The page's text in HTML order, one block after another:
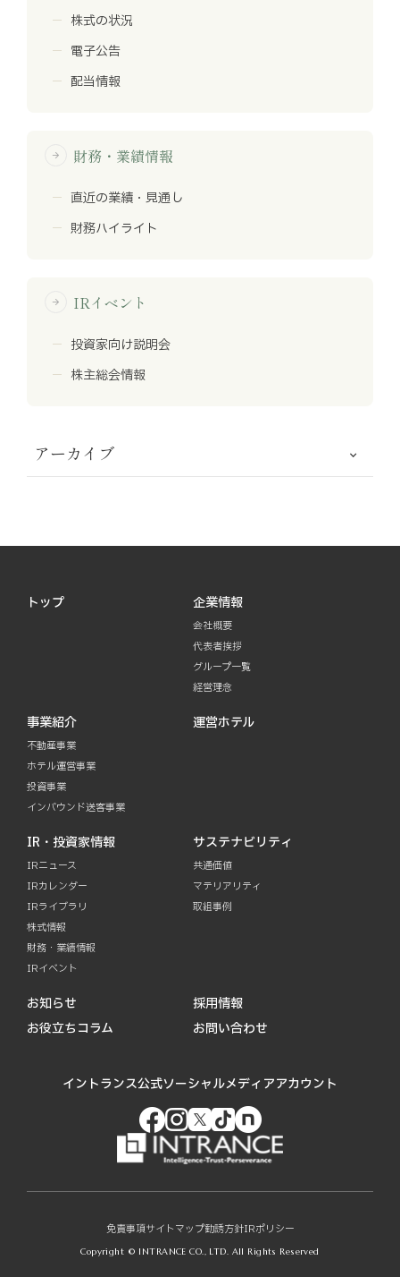
株式の状況
電子公告
配当情報
arrow_forward 財務・業績情報
直近の業績・見通し
財務ハイライト
arrow_forward IRイベント
投資家向け説明会
株主総会情報
アーカイブ
トップ 企業情報
会社概要
代表者挨拶
グループ一覧
経営理念
事業紹介
不動産事業
ホテル運営事業
投資事業
インバウンド送客事業
運営ホテル
IR・投資家情報
IRニュース
IRカレンダー
IRライブラリ
株式情報
財務・業績情報
IRイベント
サステナビリティ
共通価値
マテリアリティ
取組事例
お知らせ
お役立ちコラム
採用情報
お問い合わせ
イントランス公式ソーシャルメディアアカウント
免責事項サイトマップ勧誘方針IRポリシー
Copyright © INTRANCE CO., LTD. All Rights Reserved